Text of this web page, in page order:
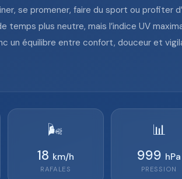
se promener, faire du sport ou profiter
temps plus neutre, mais l’indice UV
un équilibre entre confort, douceur et
🌬️
18 km/h
RAFALES
📊
999 hPa
PRESSION